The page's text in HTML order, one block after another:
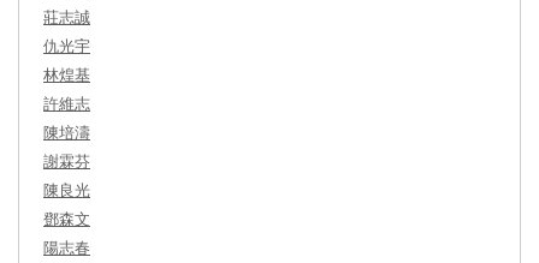
莊志誠
仇光宇
林煌基
許維志
陳培濤
謝霖芬
陳良光
鄧森文
陽志春